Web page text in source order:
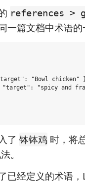
references >
一篇文档中术语
"Bowl chicken"
"target": "spicy and
了 钵钵鸡 时，将
。
已经定义的术语